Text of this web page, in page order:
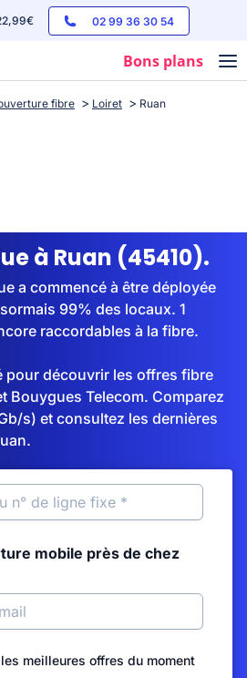
02 99 36 30 54
Bons plans
fibre Loiret Ruan
à Ruan (45410).
a commencé à être déployée
99% des locaux. 1
raccordables à la fibre.
pour découvrir les offres fibre
Bouygues Telecom. Comparez
s) et consultez les dernières
mobile près de chez
meilleures offres du moment